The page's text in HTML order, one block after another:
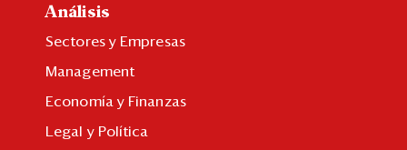
Análisis
Sectores y Empresas
Management
Economía y Finanzas
Legal y Política